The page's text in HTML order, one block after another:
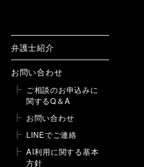
弁護士紹介
お問い合わせ
ご相談のお申込みに
関するQ＆A
お問い合わせ
LINEでご連絡
AI利用に関する基本
方針